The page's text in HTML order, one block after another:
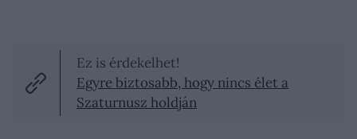
Ez is érdekelhet!
Egyre biztosabb, hogy nincs élet a
Szaturnusz holdján